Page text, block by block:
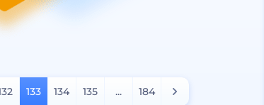
133 134 135 ... 184